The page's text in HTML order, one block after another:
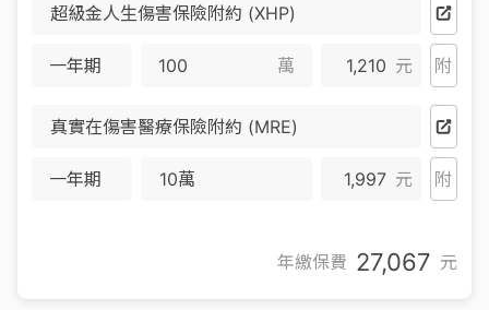
超級金人生傷害保險附約 (XHP)
一年期 萬 1,210 元 附
真實在傷害醫療保險附約 (MRE)
一年期 10萬 1,997 元 附
年繳保費 27,067 元